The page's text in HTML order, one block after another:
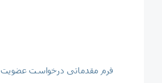
فرم مقدماتی درخواست عضویت